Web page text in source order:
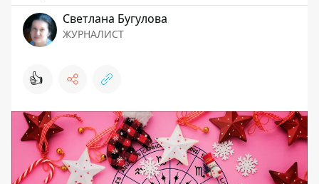
Светлана Бугулова
ЖУРНАЛИСТ
👍